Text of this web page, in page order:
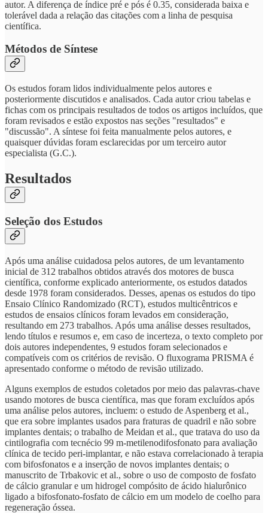
autor. A diferença de índice pré e pós é 0.35, considerada baixa e
tolerável dada a relação das citações com a linha de pesquisa
científica.
Métodos de Síntese
Os estudos foram lidos individualmente pelos autores e
posteriormente discutidos e analisados. Cada autor criou tabelas e
fichas com os principais resultados de todos os artigos incluídos, que
foram revisados e estão expostos nas seções "resultados" e
"discussão". A síntese foi feita manualmente pelos autores, e
quaisquer dúvidas foram esclarecidas por um terceiro autor
especialista (G.C.).
Resultados
Seleção dos Estudos
Após uma análise cuidadosa pelos autores, de um levantamento
inicial de 312 trabalhos obtidos através dos motores de busca
científica, conforme explicado anteriormente, os estudos datados
desde 1978 foram considerados. Desses, apenas os estudos do tipo
Ensaio Clínico Randomizado (RCT), estudos multicêntricos e
estudos de ensaios clínicos foram levados em consideração,
resultando em 273 trabalhos. Após uma análise desses resultados,
lendo títulos e resumos e, em caso de incerteza, o texto completo por
dois autores independentes, 9 estudos foram selecionados e
compatíveis com os critérios de revisão. O fluxograma PRISMA é
apresentado conforme o método de revisão utilizado.
Alguns exemplos de estudos coletados por meio das palavras-chave
usando motores de busca científica, mas que foram excluídos após
uma análise pelos autores, incluem: o estudo de Aspenberg et al.,
que era sobre implantes usados para fraturas de quadril e não sobre
implantes dentais; o trabalho de Meidan et al., que tratava do uso da
cintilografia com tecnécio 99 m-metilenodifosfonato para avaliação
clínica de tecido peri-implantar, e não estava correlacionado à terapia
com bifosfonatos e a inserção de novos implantes dentais; o
manuscrito de Trbakovic et al., sobre o uso de composto de fosfato
de cálcio granular e um hidrogel compósito de ácido hialurônico
ligado a bifosfonato-fosfato de cálcio em um modelo de coelho para
regeneração óssea.